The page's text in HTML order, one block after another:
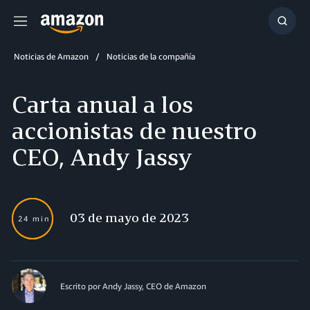
Menú
Noticias de Amazon Noticias de la compañía
Carta anual a los
accionistas de nuestro
CEO, Andy Jassy
24 min 03 de mayo de 2023
Escrito por Andy Jassy, CEO de Amazon